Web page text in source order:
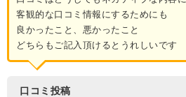
客観的な口コミ情報にするためにも
良かったこと、悪かったこと
どちらもご記入頂けるとうれしいです
口コミ投稿